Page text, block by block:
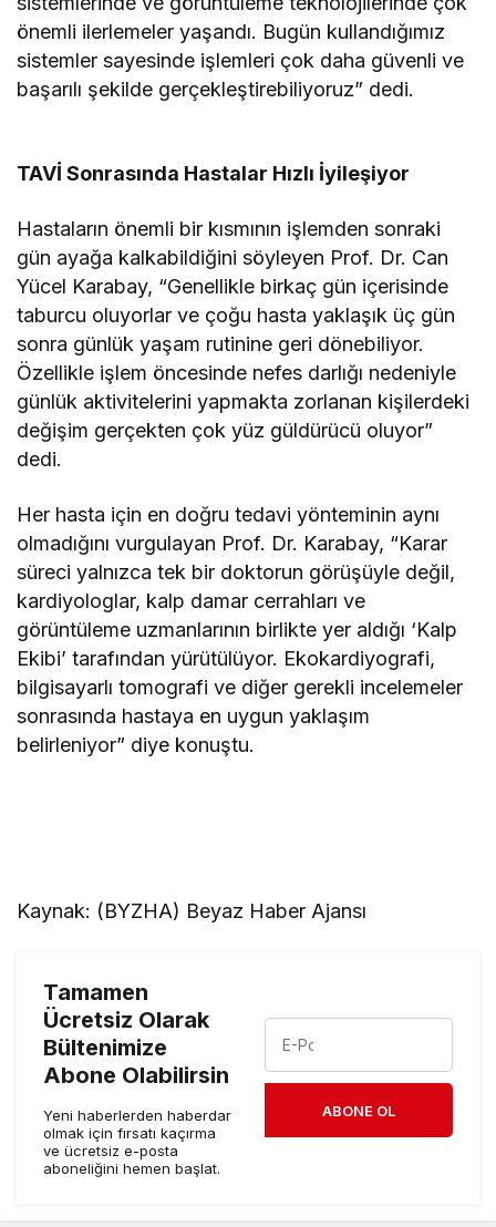
önemli ilerlemeler yaşandı. Bugün kullandığımız
sistemler sayesinde işlemleri çok daha güvenli ve
başarılı şekilde gerçekleştirebiliyoruz” dedi.
TAVİ Sonrasında Hastalar Hızlı İyileşiyor
Hastaların önemli bir kısmının işlemden sonraki
gün ayağa kalkabildiğini söyleyen Prof. Dr. Can
Yücel Karabay, “Genellikle birkaç gün içerisinde
taburcu oluyorlar ve çoğu hasta yaklaşık üç gün
sonra günlük yaşam rutinine geri dönebiliyor.
Özellikle işlem öncesinde nefes darlığı nedeniyle
günlük aktivitelerini yapmakta zorlanan kişilerdeki
değişim gerçekten çok yüz güldürücü oluyor”
dedi.
Her hasta için en doğru tedavi yönteminin aynı
olmadığını vurgulayan Prof. Dr. Karabay, “Karar
süreci yalnızca tek bir doktorun görüşüyle değil,
kardiyologlar, kalp damar cerrahları ve
görüntüleme uzmanlarının birlikte yer aldığı ‘Kalp
Ekibi’ tarafından yürütülüyor. Ekokardiyografi,
bilgisayarlı tomografi ve diğer gerekli incelemeler
sonrasında hastaya en uygun yaklaşım
belirleniyor” diye konuştu.
Kaynak: (BYZHA) Beyaz Haber Ajansı
Tamamen
Ücretsiz Olarak
Bültenimize
Abone Olabilirsin
Yeni haberlerden haberdar
olmak için fırsatı kaçırma
ve ücretsiz e-posta
aboneliğini hemen başlat.
ABONE OL